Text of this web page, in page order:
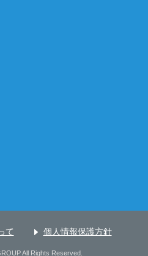
て 個人情報保護方針
All Rights Reserved.